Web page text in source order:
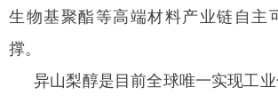
生物基聚酯等高端材料产业链自主
撑。
异山梨醇是目前全球唯一实现工